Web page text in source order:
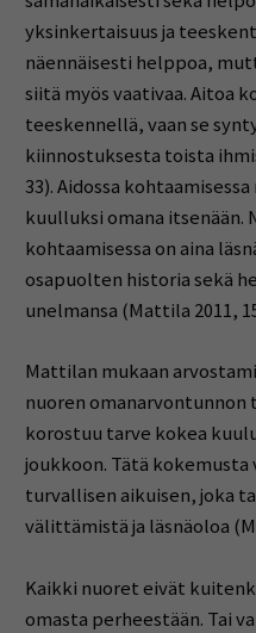
yksinkertaisuus ja
näennäisesti helppoa,
siitä myös vaativaa. Aitoa
teeskennellä, vaan se
kiinnostuksesta toista
33). Aidossa
kuulluksi omana itsenään.
kohtaamisessa on aina
osapuolten historia sekä
unelmansa (Mattila 2011,
Mattilan mukaan
nuoren omanarvontunnon
korostuu tarve kokea
joukkoon. Tätä
turvallisen aikuisen, joka
välittämistä ja läsnäoloa
Kaikki nuoret eivät
omasta perheestään. Tai